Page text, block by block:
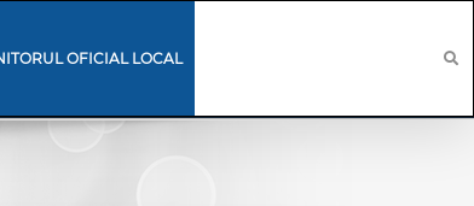
OFICIAL LOCAL